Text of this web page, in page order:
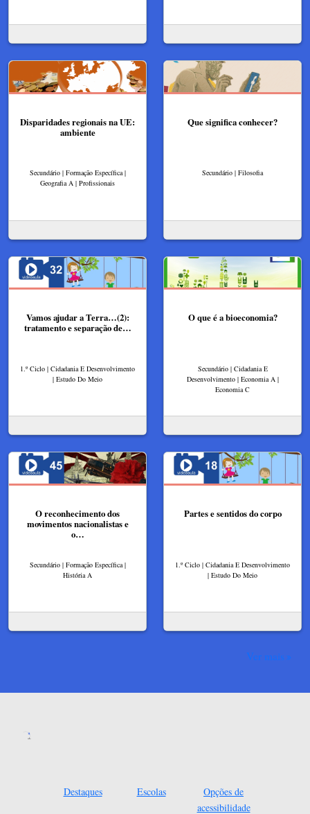
Disparidades regionais na UE:
ambiente
Secundário | Formação Específica |
Geografia A | Profissionais
Que significa conhecer?
Secundário | Filosofia
Vamos ajudar a Terra…(2):
tratamento e separação de…
1.º Ciclo | Cidadania E Desenvolvimento
| Estudo Do Meio
O que é a bioeconomia?
Secundário | Cidadania E
Desenvolvimento | Economia A |
Economia C
O reconhecimento dos
movimentos nacionalistas e
o…
Secundário | Formação Específica |
História A
Partes e sentidos do corpo
1.º Ciclo | Cidadania E Desenvolvimento
| Estudo Do Meio
Ver mais
Destaques
Escolas
Opções de
acessibilidade